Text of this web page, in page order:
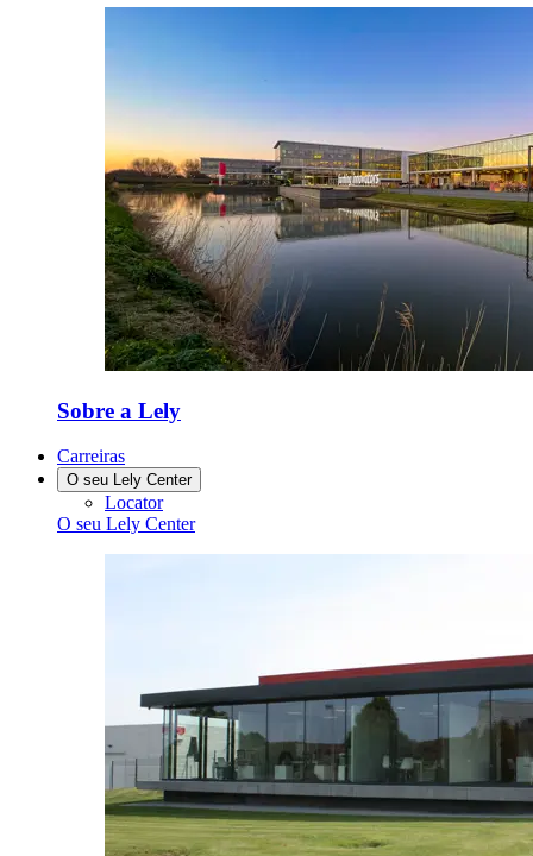
Sobre a Lely
Carreiras
O seu Lely Center
Locator
O seu Lely Center